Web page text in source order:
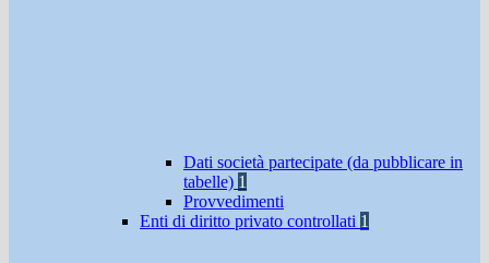
Dati società partecipate (da pubblicare in
tabelle) 1
Provvedimenti
Enti di diritto privato controllati 1